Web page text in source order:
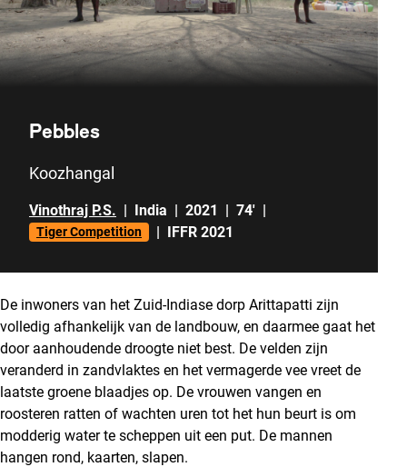
Pebbles
Koozhangal
Vinothraj P.S. | India | 2021 | 74' |
Tiger Competition | IFFR 2021
De inwoners van het Zuid-Indiase dorp Arittapatti zijn
volledig afhankelijk van de landbouw, en daarmee gaat het
door aanhoudende droogte niet best. De velden zijn
veranderd in zandvlaktes en het vermagerde vee vreet de
laatste groene blaadjes op. De vrouwen vangen en
roosteren ratten of wachten uren tot het hun beurt is om
modderig water te scheppen uit een put. De mannen
hangen rond, kaarten, slapen.